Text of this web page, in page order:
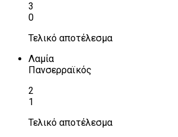
3
0
Τελικό αποτέλεσμα
Λαμία
Πανσερραϊκός
2
1
Τελικό αποτέλεσμα